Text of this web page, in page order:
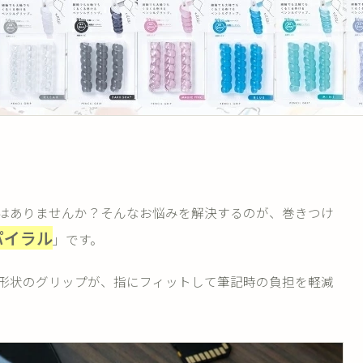
りませんか？そんなお悩みを解決するのが、巻きつけ
ラル」です。
のグリップが、指にフィットして筆記時の負担を軽減